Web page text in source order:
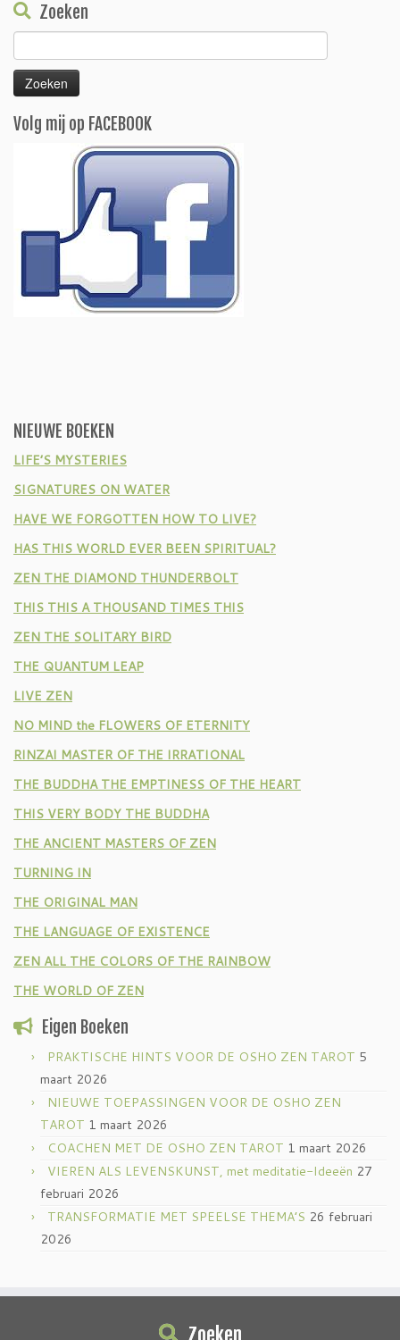
Zoeken
naar:
Volg mij op FACEBOOK
NIEUWE BOEKEN
LIFE’S MYSTERIES
SIGNATURES ON WATER
HAVE WE FORGOTTEN HOW TO LIVE?
HAS THIS WORLD EVER BEEN SPIRITUAL?
ZEN THE DIAMOND THUNDERBOLT
THIS THIS A THOUSAND TIMES THIS
ZEN THE SOLITARY BIRD
THE QUANTUM LEAP
LIVE ZEN
NO MIND the FLOWERS OF ETERNITY
RINZAI MASTER OF THE IRRATIONAL
THE BUDDHA THE EMPTINESS OF THE HEART
THIS VERY BODY THE BUDDHA
THE ANCIENT MASTERS OF ZEN
TURNING IN
THE ORIGINAL MAN
THE LANGUAGE OF EXISTENCE
ZEN ALL THE COLORS OF THE RAINBOW
THE WORLD OF ZEN
Eigen Boeken
PRAKTISCHE HINTS VOOR DE OSHO ZEN TAROT 5
maart 2026
NIEUWE TOEPASSINGEN VOOR DE OSHO ZEN
TAROT 1 maart 2026
COACHEN MET DE OSHO ZEN TAROT 1 maart 2026
VIEREN ALS LEVENSKUNST, met meditatie-Ideeën 27
februari 2026
TRANSFORMATIE MET SPEELSE THEMA’S 26 februari
2026
Zoeken